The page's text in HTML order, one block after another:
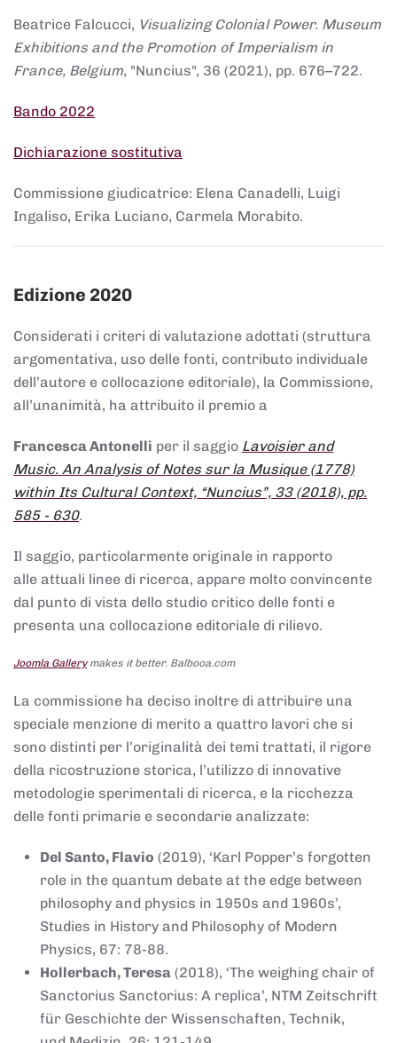
Beatrice Falcucci, Visualizing Colonial Power. Museum
Exhibitions and the Promotion of Imperialism in
France, Belgium, "Nuncius", 36 (2021), pp. 676–722.
Bando 2022
Dichiarazione sostitutiva
Commissione giudicatrice: Elena Canadelli, Luigi
Ingaliso, Erika Luciano, Carmela Morabito.
Edizione 2020
Considerati i criteri di valutazione adottati (struttura
argomentativa, uso delle fonti, contributo individuale
dell’autore e collocazione editoriale), la Commissione,
all’unanimità, ha attribuito il premio a
Francesca Antonelli per il saggio Lavoisier and
Music. An Analysis of Notes sur la Musique (1778)
within Its Cultural Context, “Nuncius”, 33 (2018), pp.
585 - 630.
Il saggio, particolarmente originale in rapporto
alle attuali linee di ricerca, appare molto convincente
dal punto di vista dello studio critico delle fonti e
presenta una collocazione editoriale di rilievo.
Joomla Gallerymakes it better. Balbooa.com
La commissione ha deciso inoltre di attribuire una
speciale menzione di merito a quattro lavori che si
sono distinti per l’originalità dei temi trattati, il rigore
della ricostruzione storica, l’utilizzo di innovative
metodologie sperimentali di ricerca, e la ricchezza
delle fonti primarie e secondarie analizzate:
Del Santo, Flavio (2019), ‘Karl Popper’s forgotten
role in the quantum debate at the edge between
philosophy and physics in 1950s and 1960s’,
Studies in History and Philosophy of Modern
Physics, 67: 78-88.
Hollerbach, Teresa (2018), ‘The weighing chair of
Sanctorius Sanctorius: A replica’, NTM Zeitschrift
für Geschichte der Wissenschaften, Technik,